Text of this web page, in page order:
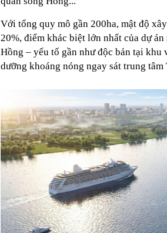
Với tổng quy mô gần 200ha, mật độ
20%, điểm khác biệt lớn nhất của dự
Hồng – yếu tố gần như độc bản tại
dưỡng khoáng nóng ngay sát trung tâm